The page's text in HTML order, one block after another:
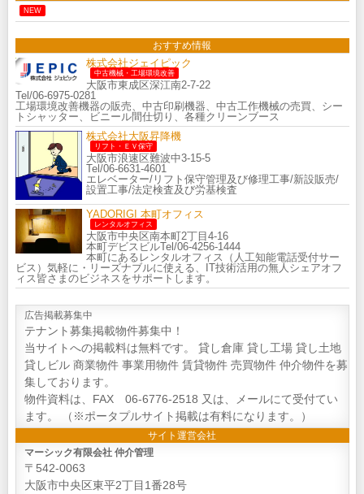
NEW
おすすめ情報
株式会社ジェイピック
中古機械・工場環境改善
大阪市東成区深江南2-7-22
Tel/06-6975-0281
工場環境改善機器の販売、中古印刷機器、中古工作機械の売買、シー
トシャッター、ビニール間仕切り、各種クリーンブース
株式会社大阪昇降機
リフト・ＥＶ保守
大阪市浪速区難波中3-15-5
Tel/06-6631-4601
エレベーター/リフト保守管理及び修理工事/新設販売/
設置工事/法定検査及び労基検査
YADORIGI 本町オフィス
レンタルオフィス
大阪市中央区南本町2丁目4-16
本町デビスビルTel/06-4256-1444
本町にあるレンタルオフィス（人工知能電話受付サー
ビス）気軽に・リーズナブルに使える、IT技術活用の無人シェアオフ
ィス皆さまのビジネスをサポートします。
広告掲載募集中
テナント募集掲載物件募集中！
当サイトへの掲載料は無料です。 貸し倉庫 貸し工場 貸し土地
貸しビル 商業物件 事業用物件 賃貸物件 売買物件 仲介物件を募
集しております。
物件資料は、FAX 06-6776-2518 又は、メールにて受付てい
ます。 （※ポータプルサイト掲載は有料になります。）
サイト運営会社
マーシック有限会社 仲介管理
〒542-0063
大阪市中央区東平2丁目1番28号